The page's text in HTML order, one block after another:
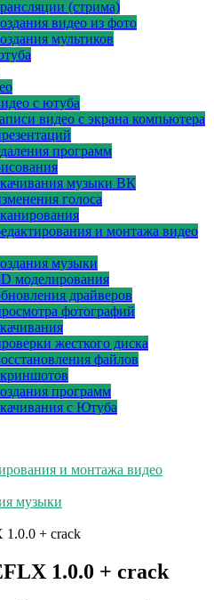
(стрима)
видео из фото
мультиков
с ютуба
видео с экрана компьютера
программ
музыки ВК
голоса
и монтажа видео
музыки
моделирования
драйверов
фотографий
жесткого диска
файлов
программ
с Ютуба
и монтажа видео
музыки
+ crack
1.0.0 + crack